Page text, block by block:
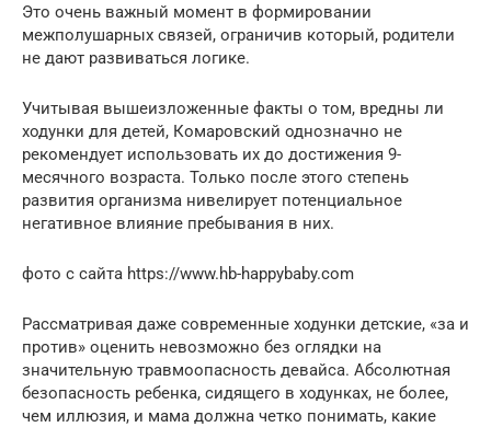
Это очень важный момент в формировании
межполушарных связей, ограничив который, родители
не дают развиваться логике.
Учитывая вышеизложенные факты о том, вредны ли
ходунки для детей, Комаровский однозначно не
рекомендует использовать их до достижения 9-
месячного возраста. Только после этого степень
развития организма нивелирует потенциальное
негативное влияние пребывания в них.
фото с сайта https://www.hb-happybaby.com
Рассматривая даже современные ходунки детские, «за и
против» оценить невозможно без оглядки на
значительную травмоопасность девайса. Абсолютная
безопасность ребенка, сидящего в ходунках, не более,
чем иллюзия, и мама должна четко понимать, какие